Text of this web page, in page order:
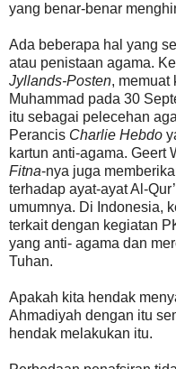
yang benar-benar
Ada beberapa hal yang
atau penistaan agama.
Jyllands-Posten, memuat
Muhammad pada 30
itu sebagai pelecehan
Perancis Charlie Hebdo
kartun anti-agama. Geert
Fitna-nya juga
terhadap ayat-ayat Al-
umumnya. Di Indonesia,
terkait dengan kegiatan
yang anti- agama dan
Tuhan.
Apakah kita hendak
Ahmadiyah dengan itu
hendak melakukan itu.